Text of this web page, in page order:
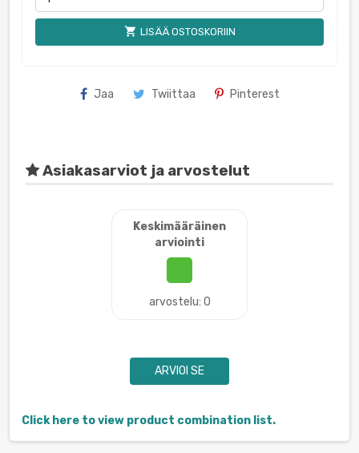
shopping_cart LISÄÄ OSTOSKORIIN
Jaa Twiittaa Pinterest
Asiakasarviot ja arvostelut
Keskimääräinen
arviointi
arvostelu: 0
ARVIOI SE
Click here to view product combination list.